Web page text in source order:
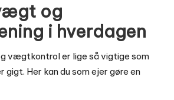
og
i hverdagen
vægtkontrol er lige så vigtige som
gigt. Her kan du som ejer gøre en